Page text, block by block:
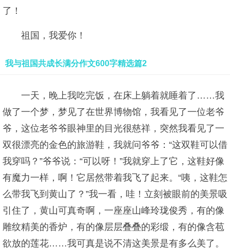
了！
祖国，我爱你！
我与祖国共成长满分作文600字精选篇2
一天，晚上我吃完饭，在床上躺着就睡着了……我
做了一个梦，梦见了在世界博物馆，我看见了一位老爷
爷，这位老爷爷眼神里的目光很慈祥，突然我看见了一
双很漂亮的金色的旅游鞋，我就问爷爷：“这双鞋可以借
我穿吗？”爷爷说：“可以呀！”我就穿上了它，这鞋好像
有魔力一样，啊！它居然带着我飞了起来。“咦，这鞋怎
么带我飞到黄山了？”我一看，哇！立刻被眼前的美景吸
引住了，黄山可真奇啊，一座座山峰玲珑俊秀，有的像
雕纹精美的香炉，有的像层层叠叠的彩缎，有的像含苞
欲放的莲花……我可真是说不清这美景是有多么美了。